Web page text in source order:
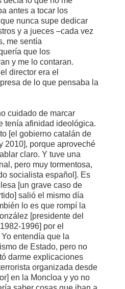
antes a tocar los
nunca supe dedicar
y a jueces –cada vez
me sentía
que los
y me lo contaran.
director era el
de lo que pensaba la
cuidado de marcar
tenía afinidad ideológica.
[el gobierno catalán de
2010], porque aproveché
claro. Y tuve una
pero muy tormentosa,
socialista español]. Es
[un grave caso de
salió el mismo día
lo es que rompí la
[presidente del
1996] por el
entendía que la
de Estado, pero no
darme explicaciones
organizada desde
en la Moncloa y yo no